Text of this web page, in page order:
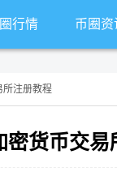
行情 币圈资
所注册教程
密货币交